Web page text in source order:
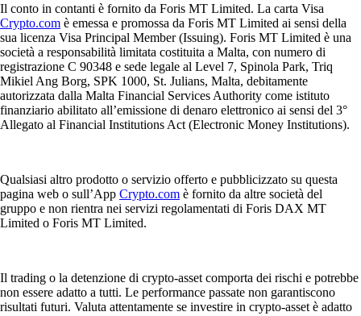
Il conto in contanti è fornito da Foris MT Limited. La carta Visa
Crypto.com è emessa e promossa da Foris MT Limited ai sensi della
sua licenza Visa Principal Member (Issuing). Foris MT Limited è una
società a responsabilità limitata costituita a Malta, con numero di
registrazione C 90348 e sede legale al Level 7, Spinola Park, Triq
Mikiel Ang Borg, SPK 1000, St. Julians, Malta, debitamente
autorizzata dalla Malta Financial Services Authority come istituto
finanziario abilitato all’emissione di denaro elettronico ai sensi del 3°
Allegato al Financial Institutions Act (Electronic Money Institutions).
Qualsiasi altro prodotto o servizio offerto e pubblicizzato su questa
pagina web o sull’App Crypto.com è fornito da altre società del
gruppo e non rientra nei servizi regolamentati di Foris DAX MT
Limited o Foris MT Limited.
Il trading o la detenzione di crypto-asset comporta dei rischi e potrebbe
non essere adatto a tutti. Le performance passate non garantiscono
risultati futuri. Valuta attentamente se investire in crypto-asset è adatto